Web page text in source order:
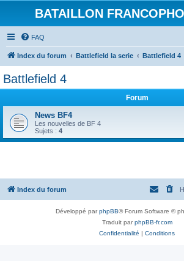
BATAILLON
FAQ
Index du forum Battlefield la serie Battlefield 4
Battlefield 4
Forum
News BF4
Les nouvelles de BF 4
Sujets : 4
Index du forum
Développé parphpBB® Forum Software ©
Traduit parphpBB-fr.com
Confidentialité | Conditions